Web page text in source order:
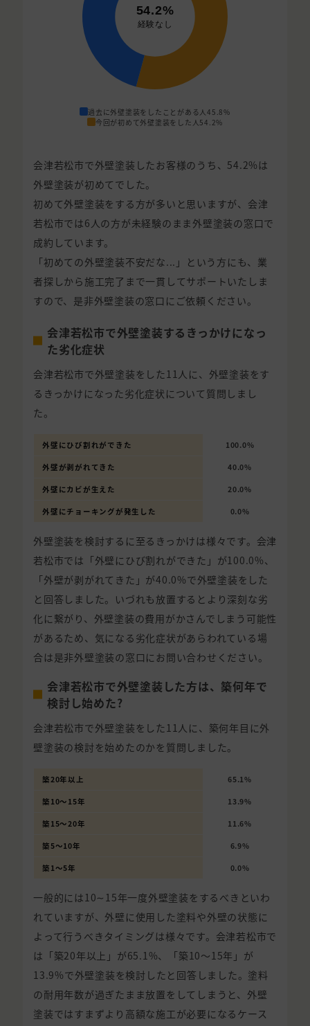
過去に外壁塗装をしたことがある人45.8%
今回が初めて外壁塗装をした人 54.2%
会津若松市で外壁塗装したお客様のうち、54.2%は
外壁塗装が初めてでした。
初めて外壁塗装をする方が多いと思いますが、会津
若松市では6人の方が未経験のまま外壁塗装の窓口で
成約しています。
「初めての外壁塗装不安だな...」という方にも、業
者探しから施工完了まで一貫してサポートいたしま
すので、是非外壁塗装の窓口にご依頼ください。
会津若松市で外壁塗装するきっかけになっ
た劣化症状
会津若松市で外壁塗装をした11人に、外壁塗装をす
るきっかけになった劣化症状について質問しまし
た。
外壁にひび割れができた 100.0%
外壁が剥がれてきた 40.0%
外壁にカビが生えた 20.0%
外壁にチョーキングが発生した 0.0%
外壁塗装を検討するに至るきっかけは様々です。会津
若松市では「外壁にひび割れができた」が100.0%、
「外壁が剥がれてきた」が40.0%で外壁塗装をした
と回答しました。いづれも放置するとより深刻な劣
化に繋がり、外壁塗装の費用がかさんでしまう可能性
があるため、気になる劣化症状があらわれている場
合は是非外壁塗装の窓口にお問い合わせください。
会津若松市で外壁塗装した方は、築何年で
検討し始めた?
会津若松市で外壁塗装をした11人に、築何年目に外
壁塗装の検討を始めたのかを質問しました。
築20年以上 65.1%
築10〜15年 13.9%
築15〜20年 11.6%
築5〜10年 6.9%
築1〜5年 0.0%
一般的には10∼15年一度外壁塗装をするべきといわ
れていますが、外壁に使用した塗料や外壁の状態に
よって行うべきタイミングは様々です。会津若松市で
は「築20年以上」が65.1%、「築10〜15年」が
13.9%で外壁塗装を検討したと回答しました。塗料
の耐用年数が過ぎたまま放置をしてしまうと、外壁
塗装ではすまずより高額な施工が必要になるケース